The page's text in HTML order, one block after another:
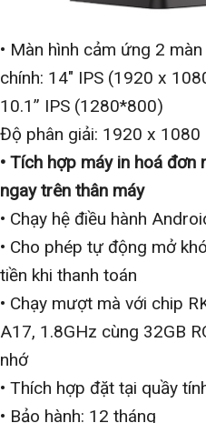
• Màn hình cảm ứng 2
chính: 14″ IPS (1920 x
10.1” IPS (1280*800)
Độ phân giải: 1920 x 1080
• Tích hợp máy in hoá đơn
ngay trên thân máy
• Chạy hệ điều hành
• Cho phép tự động mở
tiền khi thanh toán
• Chạy mượt mà với chip
A17, 1.8GHz cùng 32GB
nhớ
• Thích hợp đặt tại quầy
• Bảo hành: 12 tháng